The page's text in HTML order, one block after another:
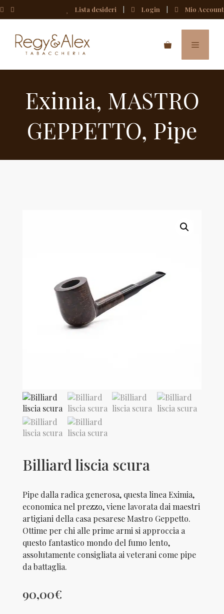
Lista desideri Login Mio Account
contenuto
MENU
Eximia, MASTRO
GEPPETTO, Pipe
Billiard liscia scura
Pipe dalla radica generosa, questa linea Eximia,
economica nel prezzo, viene lavorata dai maestri
artigiani della casa pesarese Mastro Geppetto.
Ottime per chi alle prime armi si approccia a
questo fantastico mondo del fumo lento,
assolutamente consigliata ai veterani come pipe
da battaglia.
90,00€